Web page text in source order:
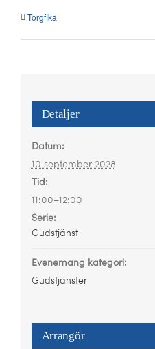
Torgfika
Detaljer
Datum:
10 september 2028
Tid:
11:00–12:00
Serie:
Gudstjänst
Evenemang kategori:
Gudstjänster
Arrangör